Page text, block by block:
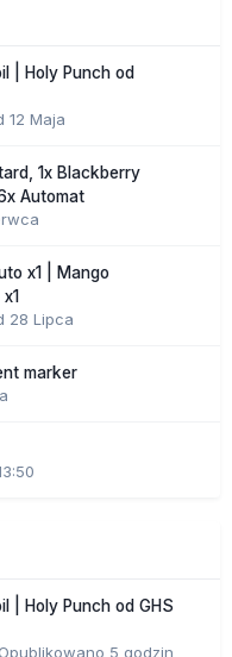
| Holy Punch od
12 Maja
1x Blackberry
Automat
x1 | Mango
28 Lipca
marker
| Holy Punch od GHS
Opublikowano 5 godzin